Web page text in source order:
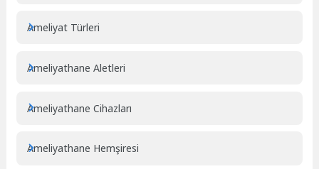
Ameliyat Türleri
Ameliyathane Aletleri
Ameliyathane Cihazları
Ameliyathane Hemşiresi